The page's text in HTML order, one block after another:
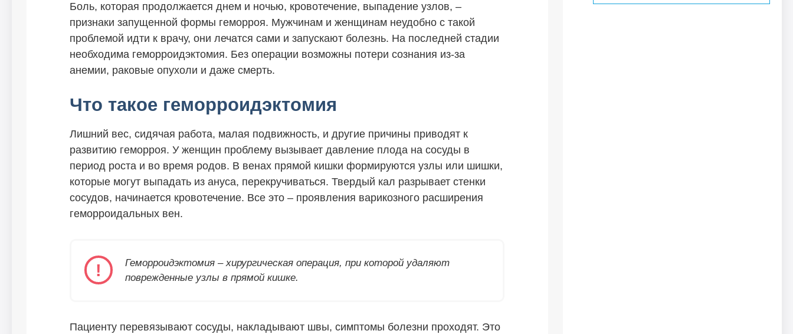
Боль, которая продолжается днем и ночью, кровотечение, выпадение узлов, –
признаки запущенной формы геморроя. Мужчинам и женщинам неудобно с такой
проблемой идти к врачу, они лечатся сами и запускают болезнь. На последней стадии
необходима геморроидэктомия. Без операции возможны потери сознания из-за
анемии, раковые опухоли и даже смерть.
Что такое геморроидэктомия
Лишний вес, сидячая работа, малая подвижность, и другие причины приводят к
развитию геморроя. У женщин проблему вызывает давление плода на сосуды в
период роста и во время родов. В венах прямой кишки формируются узлы или шишки,
которые могут выпадать из ануса, перекручиваться. Твердый кал разрывает стенки
сосудов, начинается кровотечение. Все это – проявления варикозного расширения
геморроидальных вен.
Геморроидэктомия – хирургическая операция, при которой удаляют
поврежденные узлы в прямой кишке.
Пациенту перевязывают сосуды, накладывают швы, симптомы болезни проходят. Это